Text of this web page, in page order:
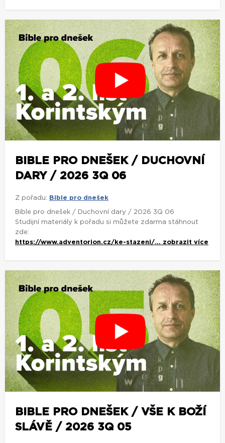
BIBLE PRO DNEŠEK / DUCHOVNÍ
DARY / 2026 3Q 06
Z pořadu: Bible pro dnešek
Bible pro dnešek / Duchovní dary / 2026 3Q 06
Studijní materiály k pořadu si můžete zdarma stáhnout
zde:
https://www.adventorion.cz/ke-stazeni/... zobrazit více
BIBLE PRO DNEŠEK / VŠE K BOŽÍ
SLÁVĚ / 2026 3Q 05